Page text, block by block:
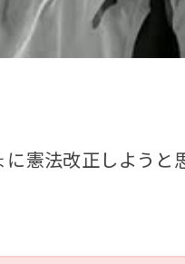
憲法改正しようと